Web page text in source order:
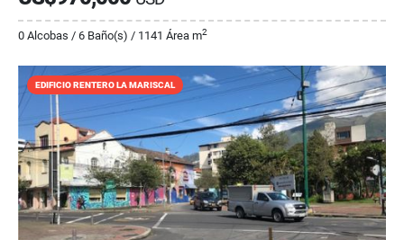
0 Alcobas / 6 Baño(s) / 1141 Área m2
EDIFICIO RENTERO LA MARISCAL